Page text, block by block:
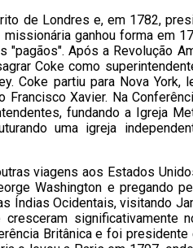
de Londres e, em 1782,
ganhou forma em
Após a Revolução
Coke como
Coke partiu para Nova York,
Xavier. Na
fundando a Igreja
uma igreja
viagens aos Estados
Washington e pregando
Índias Ocidentais, visitando
significativamente
Britânica e foi